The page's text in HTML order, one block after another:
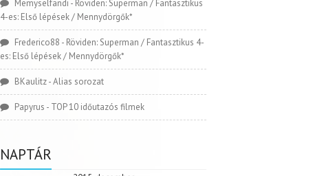
Memyselfandi - Röviden: Superman / Fantasztikus
4-es: Első lépések / Mennydörgők*
Frederico88 - Röviden: Superman / Fantasztikus 4-
es: Első lépések / Mennydörgők*
BKaulitz-Alias sorozat
Papyrus - TOP 10 időutazós filmek
NAPTÁR